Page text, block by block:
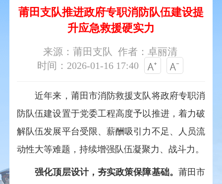
莆田支队推进政府专职消防队伍建设提
升应急救援硬实力
来源：莆田支队
作者：卓丽清
时间：2026-01-16 17:40
近年来，莆田市消防救援支队将政府专职消
防队伍建设置于党委工程高度予以推进，着力破
解队伍发展平台受限、薪酬吸引力不足、人员流
动性大等难题，持续增强队伍凝聚力、战斗力。
强化顶层设计，夯实政策保障基础。 莆田市